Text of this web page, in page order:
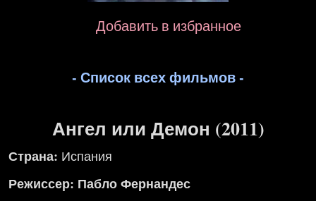
Добавить в избранное
- Список всех фильмов -
Ангел или Демон (2011)
Страна: Испания
Режиссер: Пабло Фернандес